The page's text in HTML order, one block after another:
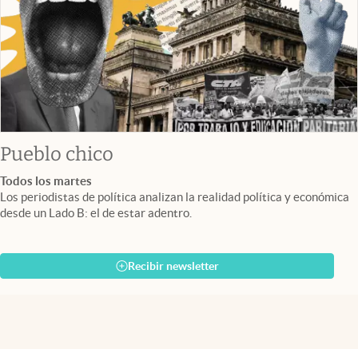
Pueblo chico
Todos los martes
Los periodistas de política analizan la realidad política y económica
desde un Lado B: el de estar adentro.
Recibir newsletter